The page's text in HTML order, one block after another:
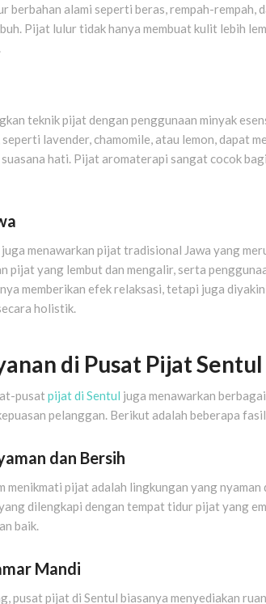
berbahan alami seperti beras, rempah-rempah,
Pijat lulur tidak hanya membuat kulit lebih
teknik pijat dengan penggunaan minyak
lavender, chamomile, atau lemon, dapat
hati. Pijat aromaterapi sangat cocok
menawarkan pijat tradisional Jawa yang
pijat yang lembut dan mengalir, serta
memberikan efek relaksasi, tetapi juga
holistik.
di Pusat Pijat Sentul
pusat pijat di Sentul juga menawarkan
pelanggan. Berikut adalah beberapa
dan Bersih
menikmati pijat adalah lingkungan yang
dilengkapi dengan tempat tidur pijat yang
baik.
Mandi
pusat pijat di Sentul biasanya menyediakan